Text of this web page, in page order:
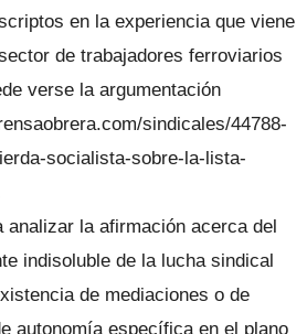
en la experiencia que viene
de trabajadores ferroviarios
verse la argumentación
sindicales/44788-
socialista-sobre-la-lista-
analizar la afirmación acerca del
indisoluble de la lucha sindical
de mediaciones o de
autonomía específica en el plano